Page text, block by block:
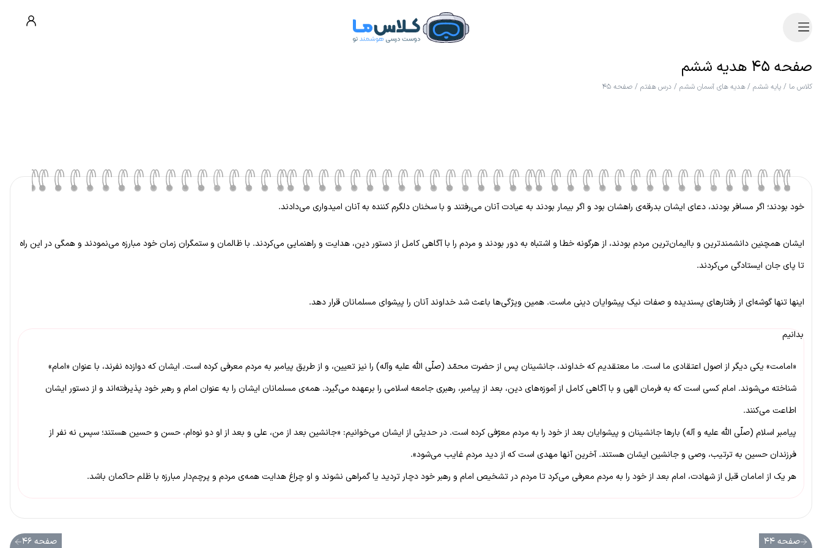
صفحه ۴۵ هدیه ششم
کلاس ما / پایه ششم /هدیه های آسمان ششم / درس هفتم / صفحه ۴۵
خود بودند؛ اگر مسافر بودند، دعای ایشان بدرقه‌ی راهشان بود و اگر بیمار بودند به عیادت آنان می‌رفتند و با سخنان دلگرم کننده به آنان امیدواری می‌دادند.
ایشان همچنین دانشمندترین و باایمان‌ترین مردم بودند، از هرگونه خطا و اشتباه به دور بودند و مردم را با آگاهی کامل از دستور دین، هدایت و راهنمایی می‌کردند. با ظالمان و ستمگران زمان خود مبارزه می‌نمودند و همگی در این راه
تا پای جان ایستادگی می‌کردند.
اینها تنها گوشه‌ای از رفتارهای پسندیده و صفات نیک پیشوایان دینی ماست. همین ویژگی‌ها باعث شد خداوند آنان را پیشوای مسلمانان قرار دهد.
بدانیم
«امامت» یکی دیگر از اصول اعتقادی ما است. ما معتقدیم که خداوند، جانشینان پس از حضرت محمّد (صلّی الله علیه وآله) را نیز تعیین، و از طریق پیامبر به مردم معرفی کرده است. ایشان که دوازده نفرند، با عنوان «امام»
شناخته می‌شوند. امام کسی است که به فرمان الهی و با آگاهی کامل از آموزه‌های دین، بعد از پیامبر، رهبری جامعه اسلامی را برعهده می‌گیرد. همه‌ی مسلمانان ایشان را به عنوان امام و رهبر خود پذیرفته‌اند و از دستور ایشان
اطاعت می‌کنند.
پیامبر اسلام (صلّی الله علیه و آله) بارها جانشینان و پیشوایان بعد از خود را به مردم معرّفی کرده است. در حدیثی از ایشان می‌خوانیم: «جانشین بعد از من، علی و بعد از او دو نوه‌ام، حسن و حسین هستند؛ سپس نه نفر از
فرزندان حسین به ترتیب، وصی و جانشین ایشان هستند. آخرین آنها مهدی است که از دید مردم غایب می‌شود».
هر یک از امامان قبل از شهادت، امام بعد از خود را به مردم معرفی می‌کرد تا مردم در تشخیص امام و رهبر خود دچار تردید یا گمراهی نشوند و او چراغ هدایت همه‌ی مردم و پرچم‌دار مبارزه با ظلم حاکمان باشد.
صفحه ۴۴ صفحه ۴۶